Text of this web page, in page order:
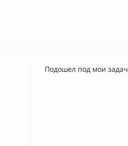
Подошел под мои